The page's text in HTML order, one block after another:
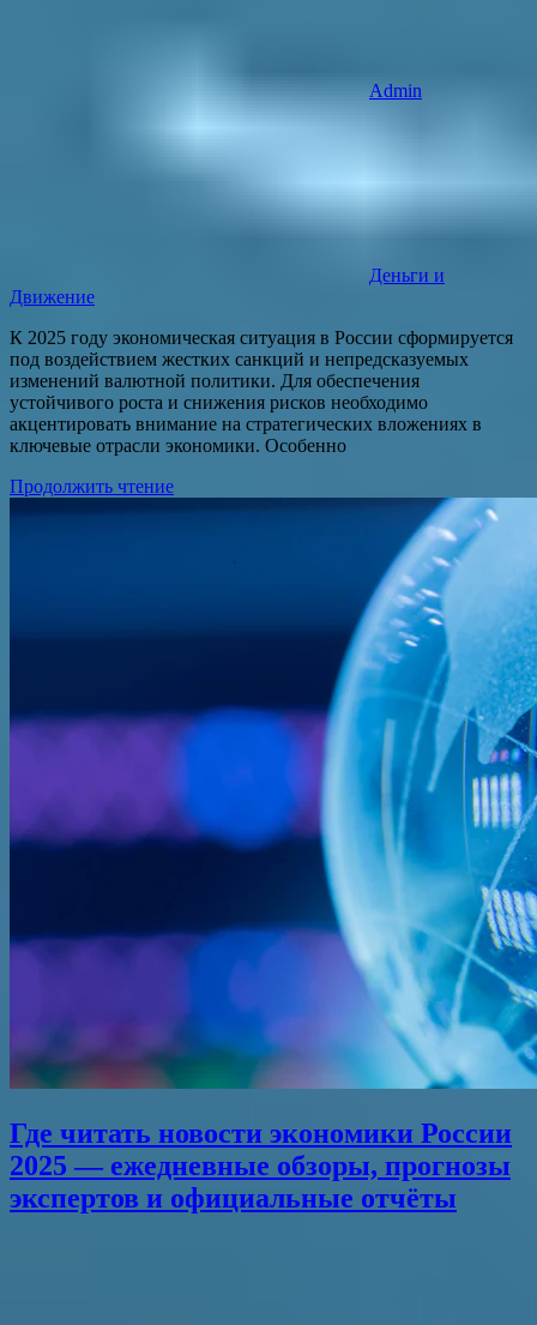
Admin
Деньги и
Движение
К 2025 году экономическая ситуация в России сформируется
под воздействием жестких санкций и непредсказуемых
изменений валютной политики. Для обеспечения
устойчивого роста и снижения рисков необходимо
акцентировать внимание на стратегических вложениях в
ключевые отрасли экономики. Особенно
Продолжить чтение
Где читать новости экономики России
2025 — ежедневные обзоры, прогнозы
экспертов и официальные отчёты